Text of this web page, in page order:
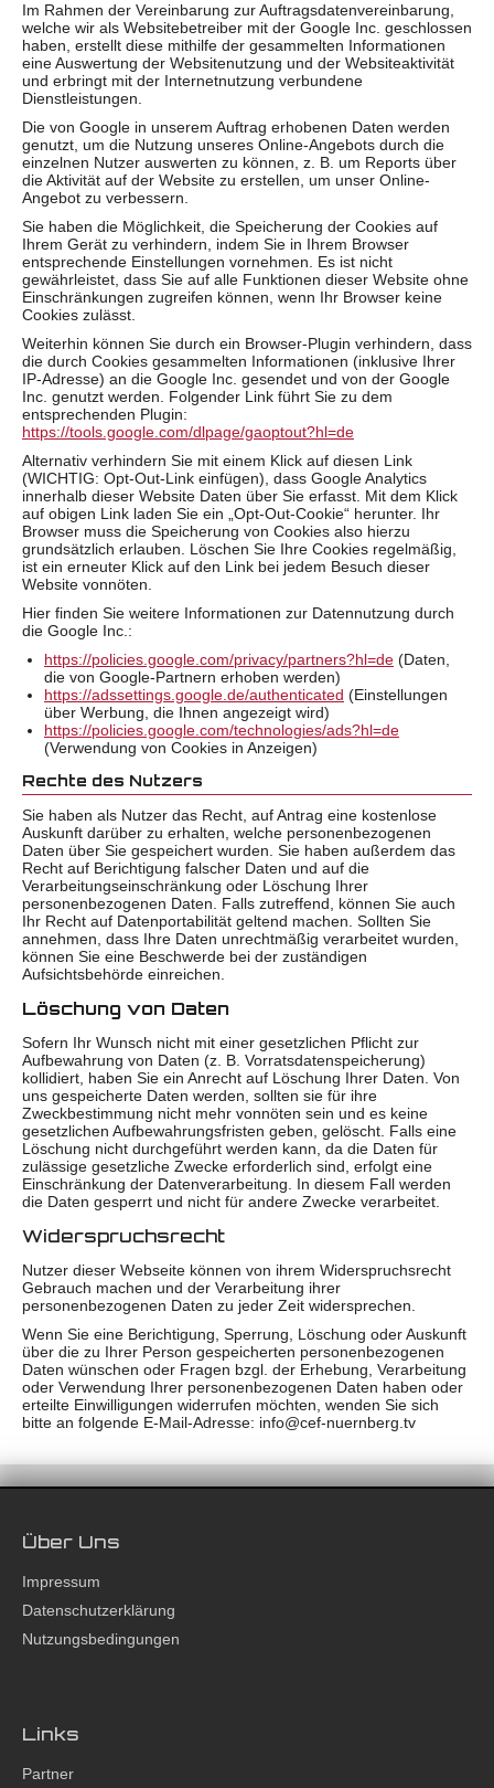
Im Rahmen der Vereinbarung zur Auftragsdatenvereinbarung,
welche wir als Websitebetreiber mit der Google Inc. geschlossen
haben, erstellt diese mithilfe der gesammelten Informationen
eine Auswertung der Websitenutzung und der Websiteaktivität
und erbringt mit der Internetnutzung verbundene
Dienstleistungen.
Die von Google in unserem Auftrag erhobenen Daten werden
genutzt, um die Nutzung unseres Online-Angebots durch die
einzelnen Nutzer auswerten zu können, z. B. um Reports über
die Aktivität auf der Website zu erstellen, um unser Online-
Angebot zu verbessern.
Sie haben die Möglichkeit, die Speicherung der Cookies auf
Ihrem Gerät zu verhindern, indem Sie in Ihrem Browser
entsprechende Einstellungen vornehmen. Es ist nicht
gewährleistet, dass Sie auf alle Funktionen dieser Website ohne
Einschränkungen zugreifen können, wenn Ihr Browser keine
Cookies zulässt.
Weiterhin können Sie durch ein Browser-Plugin verhindern, dass
die durch Cookies gesammelten Informationen (inklusive Ihrer
IP-Adresse) an die Google Inc. gesendet und von der Google
Inc. genutzt werden. Folgender Link führt Sie zu dem
entsprechenden Plugin:
https://tools.google.com/dlpage/gaoptout?hl=de
Alternativ verhindern Sie mit einem Klick auf diesen Link
(WICHTIG: Opt-Out-Link einfügen), dass Google Analytics
innerhalb dieser Website Daten über Sie erfasst. Mit dem Klick
auf obigen Link laden Sie ein „Opt-Out-Cookie“ herunter. Ihr
Browser muss die Speicherung von Cookies also hierzu
grundsätzlich erlauben. Löschen Sie Ihre Cookies regelmäßig,
ist ein erneuter Klick auf den Link bei jedem Besuch dieser
Website vonnöten.
Hier finden Sie weitere Informationen zur Datennutzung durch
die Google Inc.:
https://policies.google.com/privacy/partners?hl=de (Daten,
die von Google-Partnern erhoben werden)
https://adssettings.google.de/authenticated (Einstellungen
über Werbung, die Ihnen angezeigt wird)
https://policies.google.com/technologies/ads?hl=de
(Verwendung von Cookies in Anzeigen)
Rechte des Nutzers
Sie haben als Nutzer das Recht, auf Antrag eine kostenlose
Auskunft darüber zu erhalten, welche personenbezogenen
Daten über Sie gespeichert wurden. Sie haben außerdem das
Recht auf Berichtigung falscher Daten und auf die
Verarbeitungseinschränkung oder Löschung Ihrer
personenbezogenen Daten. Falls zutreffend, können Sie auch
Ihr Recht auf Datenportabilität geltend machen. Sollten Sie
annehmen, dass Ihre Daten unrechtmäßig verarbeitet wurden,
können Sie eine Beschwerde bei der zuständigen
Aufsichtsbehörde einreichen.
Löschung von Daten
Sofern Ihr Wunsch nicht mit einer gesetzlichen Pflicht zur
Aufbewahrung von Daten (z. B. Vorratsdatenspeicherung)
kollidiert, haben Sie ein Anrecht auf Löschung Ihrer Daten. Von
uns gespeicherte Daten werden, sollten sie für ihre
Zweckbestimmung nicht mehr vonnöten sein und es keine
gesetzlichen Aufbewahrungsfristen geben, gelöscht. Falls eine
Löschung nicht durchgeführt werden kann, da die Daten für
zulässige gesetzliche Zwecke erforderlich sind, erfolgt eine
Einschränkung der Datenverarbeitung. In diesem Fall werden
die Daten gesperrt und nicht für andere Zwecke verarbeitet.
Widerspruchsrecht
Nutzer dieser Webseite können von ihrem Widerspruchsrecht
Gebrauch machen und der Verarbeitung ihrer
personenbezogenen Daten zu jeder Zeit widersprechen.
Wenn Sie eine Berichtigung, Sperrung, Löschung oder Auskunft
über die zu Ihrer Person gespeicherten personenbezogenen
Daten wünschen oder Fragen bzgl. der Erhebung, Verarbeitung
oder Verwendung Ihrer personenbezogenen Daten haben oder
erteilte Einwilligungen widerrufen möchten, wenden Sie sich
bitte an folgende E-Mail-Adresse: info@cef-nuernberg.tv
Über Uns
Impressum
Datenschutzerklärung
Nutzungsbedingungen
Links
Partner